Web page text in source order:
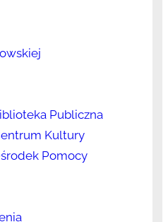
Publiczna
Kultury
Pomocy